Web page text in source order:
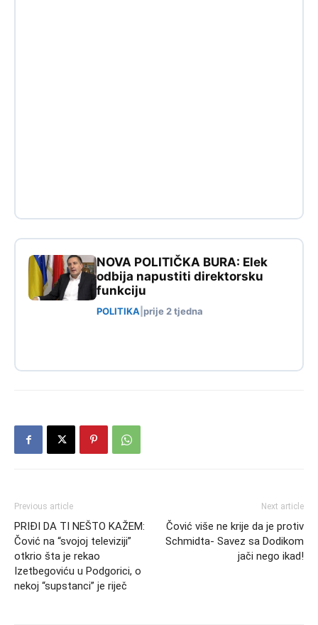
NOVA POLITIČKA BURA: Elek
odbija napustiti direktorsku
funkciju
POLITIKA prije 2 tjedna
Previous article
PRIĐI DA TI NEŠTO KAŽEM:
Čović na “svojoj televiziji”
otkrio šta je rekao
Izetbegoviću u Podgorici, o
nekoj “supstanci” je riječ
Next article
Čović više ne krije da je protiv
Schmidta- Savez sa Dodikom
jači nego ikad!